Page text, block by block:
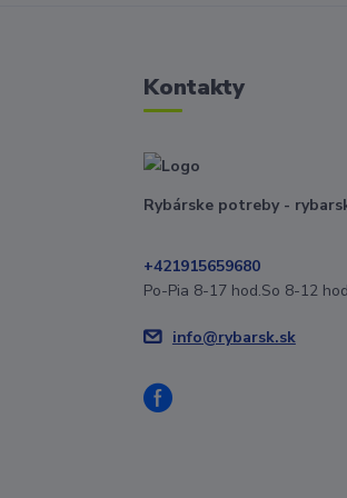
Kontakty
Rybárske potreby -
+421915659680
Po-Pia 8-17 hod.So 8-12
info@rybarsk.sk